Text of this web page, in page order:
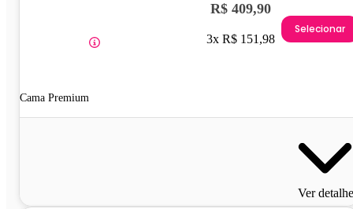
Cama Premium
R$ 409,90
3x R$ 151,98
Selecionar
Ver